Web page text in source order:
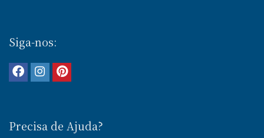
Siga-nos:
Precisa de Ajuda?